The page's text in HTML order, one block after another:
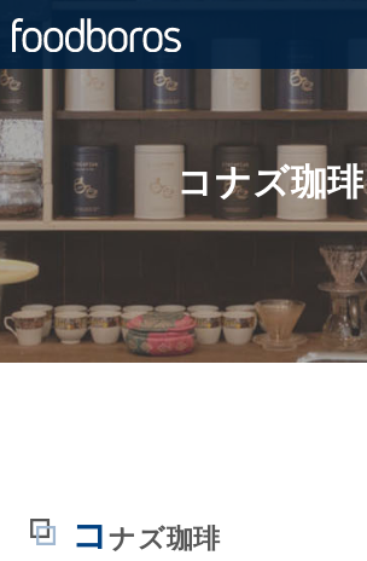
Skip
to
content
コナズ珈琲
コナズ珈琲